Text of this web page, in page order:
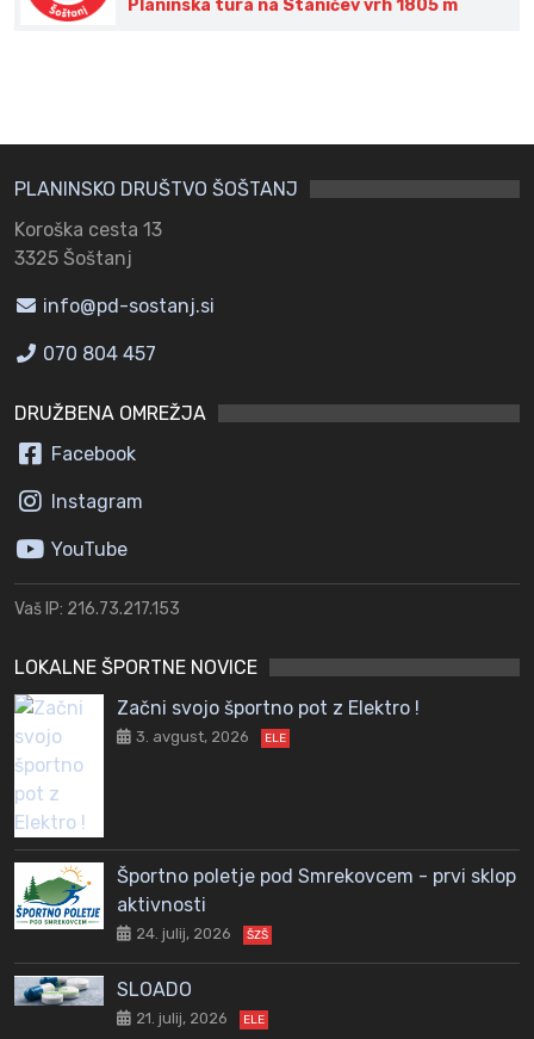
Planinska tura na Staničev vrh 1805 m
PLANINSKO DRUŠTVO ŠOŠTANJ
Koroška cesta 13
3325 Šoštanj
info@pd-sostanj.si
070 804 457
DRUŽBENA OMREŽJA
Facebook
Instagram
YouTube
Vaš IP: 216.73.217.153
LOKALNE ŠPORTNE NOVICE
Začni svojo športno pot z Elektro !
3. avgust, 2026 ELE
Športno poletje pod Smrekovcem - prvi sklop
aktivnosti
24. julij, 2026 ŠZŠ
SLOADO
21. julij, 2026 ELE